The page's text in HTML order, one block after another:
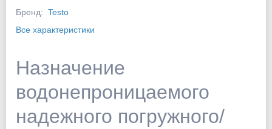
Бренд: Testo
Все характеристики
Назначение
водонепроницаемого
надежного погружного/